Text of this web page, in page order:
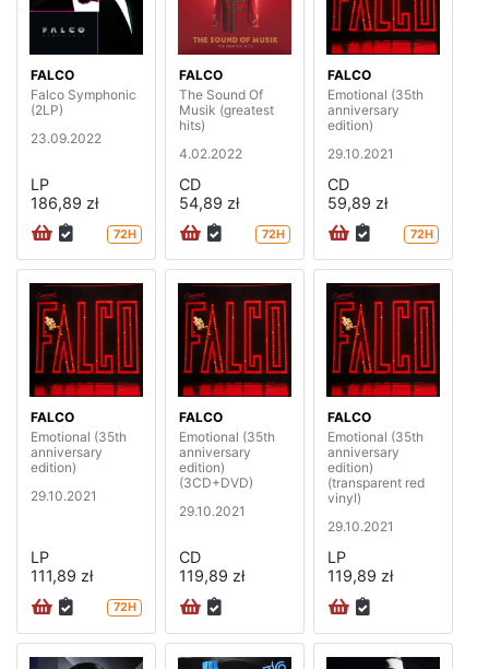
FALCO
Falco Symphonic
(2LP)
23.09.2022
LP
186,89 zł
72H
FALCO
The Sound Of
Musik (greatest
hits)
4.02.2022
CD
54,89 zł
72H
FALCO
Emotional (35th
anniversary
edition)
29.10.2021
CD
59,89 zł
72H
FALCO
Emotional (35th
anniversary
edition)
29.10.2021
LP
111,89 zł
72H
FALCO
Emotional (35th
anniversary
edition)
(3CD+DVD)
29.10.2021
CD
119,89 zł
FALCO
Emotional (35th
anniversary
edition)
(transparent red
vinyl)
29.10.2021
LP
119,89 zł